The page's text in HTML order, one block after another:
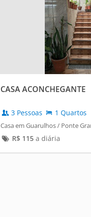
CASA ACONCHEGANTE
3 Pessoas 1 Quartos
Casa em Guarulhos / Ponte
R$ 115a diária